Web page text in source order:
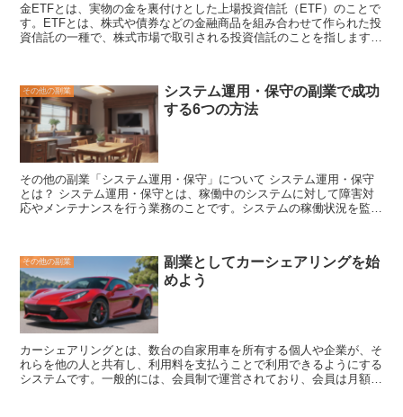
金ETFとは、実物の金を裏付けとした上場投資信託（ETF）のことで
す。ETFとは、株式や債券などの金融商品を組み合わせて作られた投
資信託の一種で、株式市場で取引される投資信託のことを指します。
た、金ETFは、金価格の変動に連動するため、インフレヘッジ効果が
あることも特徴の一つです。金ETFの仕組みは、
入すると、投資家のお金は金に投資され、その金が金価格の上昇時に
値上がりするにつれて、金ETFの価格も上昇する
に、金価格が下落すると、金ETFの価格も下落します。
その他の副業
システム運用・保守の副業で成功
する6つの方法
その他の副業「システム運用・保守」について システム運用・保守
とは？
応やメンテナンスを行う業務のことです。システムの稼働状況を監視
つことも重要です。システム運用・保守は、システムを安定的に稼働
させるために欠かせない業務です。
その他の副業
副業としてカーシェアリングを始
めよう
カーシェアリングとは、数台の自家用車を所有する個人や企業が、そ
れらを他の人と共有し、利用料を支払うことで利用できるようにする
システムです。一般的には、会員制で運営されており、会員は月額会